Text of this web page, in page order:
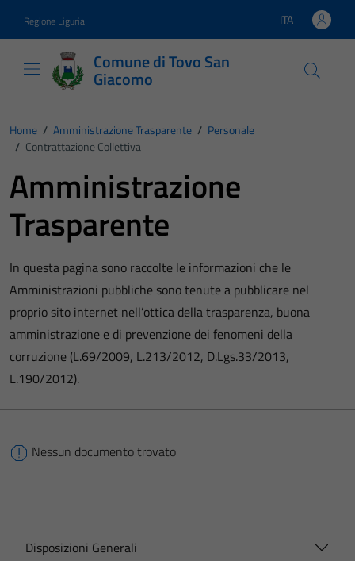
Regione Liguria Lingua attiva:
ITA
Comune di Tovo San
Giacomo
Home / Amministrazione Trasparente / Personale
/ Contrattazione Collettiva
Amministrazione
Trasparente
In questa pagina sono raccolte le informazioni che le
Amministrazioni pubbliche sono tenute a pubblicare nel
proprio sito internet nell’ottica della trasparenza, buona
amministrazione e di prevenzione dei fenomeni della
corruzione (L.69/2009, L.213/2012, D.Lgs.33/2013,
L.190/2012).
Nessun documento trovato
Disposizioni Generali